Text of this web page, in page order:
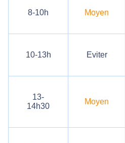
8-10h Moyen
10-13h Eviter
13-
14h30
Moyen